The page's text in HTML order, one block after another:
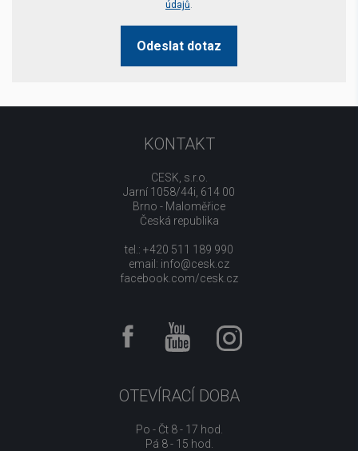
údajů.
Odeslat dotaz
KONTAKT
CESK, s.r.o.
Jarní 1058/44i, 614 00
Brno - Maloměřice
Česká republika
tel.: +420 511 189 990
email: info@cesk.cz
facebook.com/cesk.cz
OTEVÍRACÍ DOBA
Po - Čt 8 - 17 hod.
Pá 8 - 15 hod.